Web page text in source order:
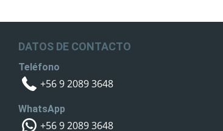
DATOS DE CONTACTO
Teléfono
+56 9 2089 3648
WhatsApp
+56 9 2089 3648